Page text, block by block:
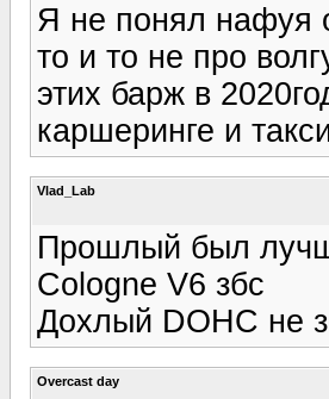
Я не понял нафуя
то и то не про
этих барж в
каршеринге и
Vlad_Lab
Прошлый был
Cologne V6 збс
Дохлый DOHC не
Overcast day